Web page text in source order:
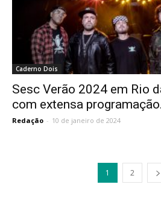
Caderno Dois
Sesc Verão 2024 em Rio
com extensa
Redação - 10 de janeiro de 2024
1 2